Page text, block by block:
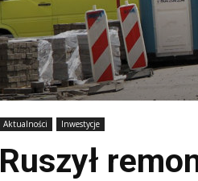
Aktualności Inwestycje
Ruszył